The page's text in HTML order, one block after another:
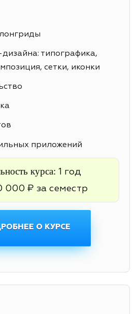
типографика,
сетки, иконки
приложений
курса: 1 год
000 ₽ за семестр
О КУРСЕ